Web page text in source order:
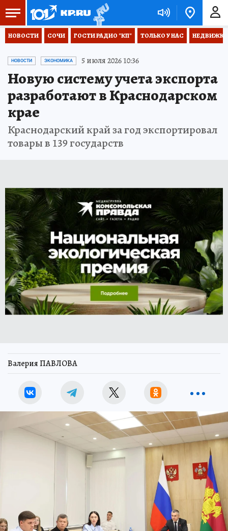
НОВОСТИ СОЧИ ГОСТИ РАДИО "КП" ТОЛЬКО У НАС НЕДВИЖКА
НОВОСТИ ЭКОНОМИКА 5 июля 2026 10:36
Новую систему учета экспорта
разработают в Краснодарском
крае
Краснодарский край за год экспортировал
товары в 139 государств
Валерия ПАВЛОВА